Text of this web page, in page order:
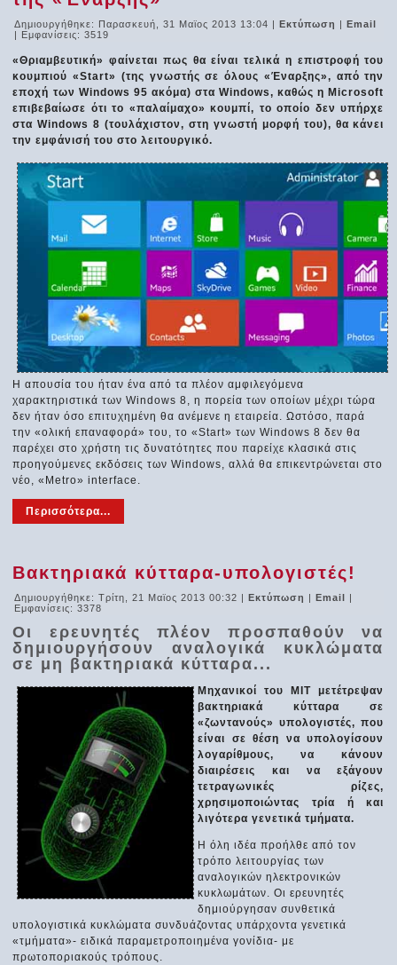
Δημιουργήθηκε: Παρασκευή, 31 Μαϊος 2013 13:04 |Εκτύπωση |Email
| Εμφανίσεις: 3519
«Θριαμβευτική» φαίνεται πως θα είναι τελικά η επιστροφή του
κουμπιού «Start» (της γνωστής σε όλους «Έναρξης», από την
εποχή των Windows 95 ακόμα) στα Windows, καθώς η Microsoft
επιβεβαίωσε ότι το «παλαίμαχο» κουμπί, το οποίο δεν υπήρχε
στα Windows 8 (τουλάχιστον, στη γνωστή μορφή του), θα κάνει
την εμφάνισή του στο λειτουργικό.
Η απουσία του ήταν ένα από τα πλέον αμφιλεγόμενα
χαρακτηριστικά των Windows 8, η πορεία των οποίων μέχρι τώρα
δεν ήταν όσο επιτυχημένη θα ανέμενε η εταιρεία. Ωστόσο, παρά
την «ολική επαναφορά» του, το «Start» των Windows 8 δεν θα
παρέχει στο χρήστη τις δυνατότητες που παρείχε κλασικά στις
προηγούμενες εκδόσεις των Windows, αλλά θα επικεντρώνεται στο
νέο, «Metro» interface.
Περισσότερα...
Βακτηριακά κύτταρα-υπολογιστές!
Δημιουργήθηκε: Τρίτη, 21 Μαϊος 2013 00:32 |Εκτύπωση |Email |
Εμφανίσεις: 3378
Οι ερευνητές πλέον προσπαθούν να
δημιουργήσουν αναλογικά κυκλώματα
σε μη βακτηριακά κύτταρα...
Μηχανικοί του ΜΙΤ μετέτρεψαν
βακτηριακά κύτταρα σε
«ζωντανούς» υπολογιστές, που
είναι σε θέση να υπολογίσουν
λογαρίθμους, να κάνουν
διαιρέσεις και να εξάγουν
τετραγωνικές ρίζες,
χρησιμοποιώντας τρία ή και
λιγότερα γενετικά τμήματα.
Η όλη ιδέα προήλθε από τον
τρόπο λειτουργίας των
αναλογικών ηλεκτρονικών
κυκλωμάτων. Οι ερευνητές
δημιούργησαν συνθετικά
υπολογιστικά κυκλώματα συνδυάζοντας υπάρχοντα γενετικά
«τμήματα»- ειδικά παραμετροποιημένα γονίδια- με
πρωτοποριακούς τρόπους.